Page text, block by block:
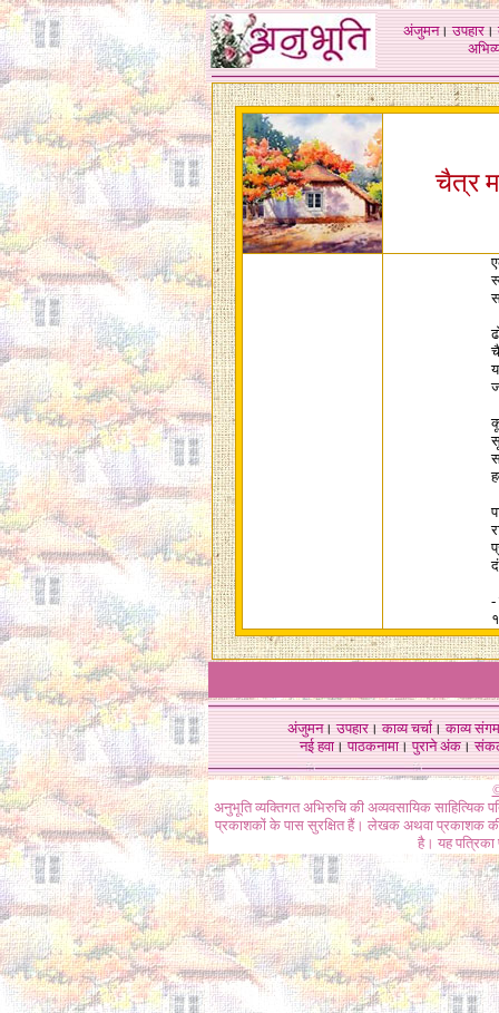
अंजुमन।उपहार।
चैत्र
-
अंजुमन।उपहार।काव्य चर्चा।काव्य संगम
नई हवा। पाठकनामा। पुराने अंक।
अनुभूति व्यक्तिगत अभिरुचि की अव्यवसायिक
प्रकाशकों के पास सुरक्षित हैं। लेखक अथवा प्रकाशक की
है। यह पत्रिका